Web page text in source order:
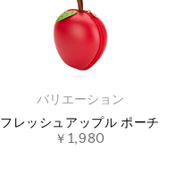
バリエーション
フレッシュアップル ポーチ
￥1,980